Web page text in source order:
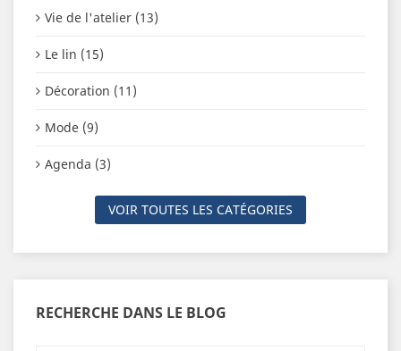
Vie de l'atelier (13)
Le lin (15)
Décoration (11)
Mode (9)
Agenda (3)
VOIR TOUTES LES CATÉGORIES
RECHERCHE DANS LE BLOG